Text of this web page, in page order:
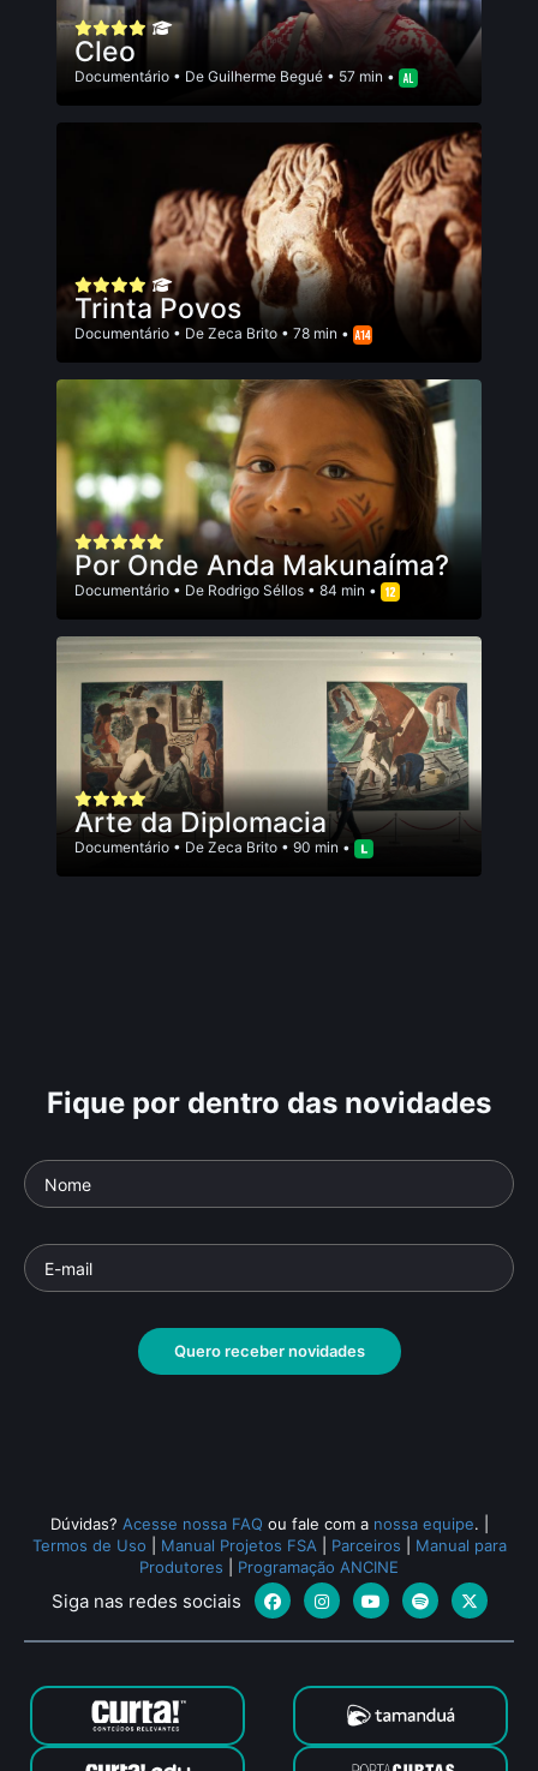
Cleo
Documentário • De Guilherme Begué • 57 min •
Trinta Povos
Documentário • De Zeca Brito • 78 min •
Por Onde Anda Makunaíma?
Documentário • De Rodrigo Séllos • 84 min •
Arte da Diplomacia
Documentário • De Zeca Brito • 90 min •
Fique por dentro das novidades
Quero receber novidades
Dúvidas? Acesse nossa FAQ ou fale com a nossa equipe.
Termos de Uso
Manual Projetos FSA Parceiros
Manual para
Produtores
Programação ANCINE
Siga nas redes sociais